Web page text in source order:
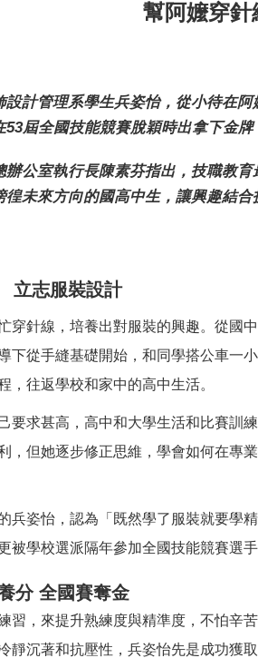
幫阿嬤穿針
設計管理系學生兵姿怡，從小待在
53屆全國技能競賽脫穎時出拿下金
辦公室執行長陳素芬指出，技職教
徨未來方向的國高中生，讓興趣結
立志服裝設計
穿針線，培養出對服裝的興趣。從國
下從手縫基礎開始，和同學搭公車一
，往返學校和家中的高中生活。
要求甚高，高中和大學生活和比賽訓
，但她逐步修正思維，學會如何在專
兵姿怡，認為「既然學了服裝就要學
被學校選派隔年參加全國技能競賽選手
分 全國賽奪金
習，來提升熟練度與精準度，不怕辛
靜沉著和抗壓性，兵姿怡先是成功獲